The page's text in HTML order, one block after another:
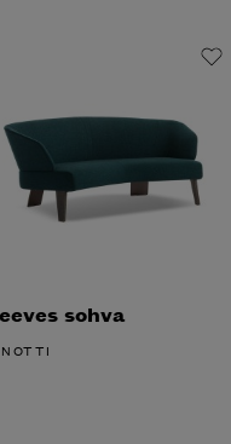
sohva